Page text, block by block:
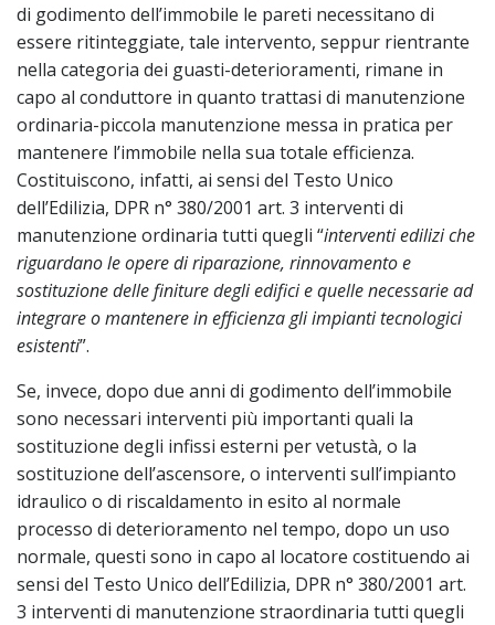
di godimento dell’immobile le pareti necessitano di
essere ritinteggiate, tale intervento, seppur rientrante
nella categoria dei guasti-deterioramenti, rimane in
capo al conduttore in quanto trattasi di manutenzione
ordinaria-piccola manutenzione messa in pratica per
mantenere l’immobile nella sua totale efficienza.
Costituiscono, infatti, ai sensi del Testo Unico
dell’Edilizia, DPR n° 380/2001 art. 3 interventi di
manutenzione ordinaria tutti quegli “interventi edilizi che
riguardano le opere di riparazione, rinnovamento e
sostituzione delle finiture degli edifici e quelle necessarie ad
integrare o mantenere in efficienza gli impianti tecnologici
esistenti”.
Se, invece, dopo due anni di godimento dell’immobile
sono necessari interventi più importanti quali la
sostituzione degli infissi esterni per vetustà, o la
sostituzione dell’ascensore, o interventi sull’impianto
idraulico o di riscaldamento in esito al normale
processo di deterioramento nel tempo, dopo un uso
normale, questi sono in capo al locatore costituendo ai
sensi del Testo Unico dell’Edilizia, DPR n° 380/2001 art.
3 interventi di manutenzione straordinaria tutti quegli